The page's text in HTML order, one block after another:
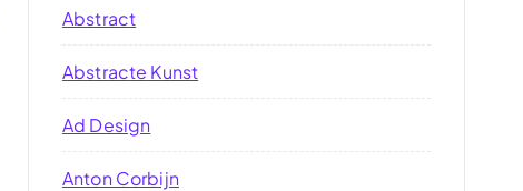
Abstract
Abstracte Kunst
Ad Design
Anton Corbijn